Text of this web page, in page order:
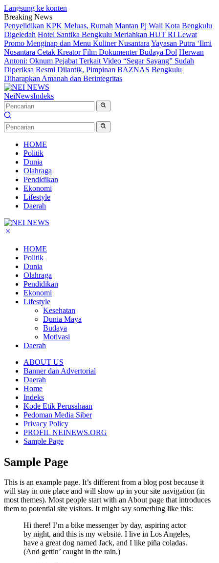
Langsung ke konten
Breaking News
Penyelidikan KPK Meluas, Rumah Mantan Pj Wali Kota Bengkulu
Digeledah Hotel Santika Bengkulu Meriahkan HUT RI Lewat
Promo Menginap dan Menu Kuliner Nusantara Yayasan Putra ‘Ilmi
Nusantara Cetak Kreator Film Dokumenter Budaya Dol Herwan
Antoni: Oknum Pejabat Terkait Video “Segar Sayang” Sudah
Diperiksa Resmi Dilantik, Pimpinan BAZNAS Bengkulu
Diharapkan Amanah dan Berintegritas
NeiNewsIndeks
HOME
Politik
Dunia
Olahraga
Pendidikan
Ekonomi
Lifestyle
Daerah
HOME
Politik
Dunia
Olahraga
Pendidikan
Ekonomi
Lifestyle
Kesehatan
Dunia Maya
Budaya
Motivasi
Daerah
ABOUT US
Banner dan Advertorial
Daerah
Home
Indeks
Kode Etik Perusahaan
Pedoman Media Siber
Privacy Policy
PROFIL NEINEWS.ORG
Sample Page
Sample Page
This is an example page. It’s different from a blog post because it
will stay in one place and will show up in your site navigation (in
most themes). Most people start with an About page that introduces
them to potential site visitors. It might say something like this:
Hi there! I’m a bike messenger by day, aspiring actor
by night, and this is my website. I live in Los Angeles,
have a great dog named Jack, and I like piña coladas.
(And gettin’ caught in the rain.)